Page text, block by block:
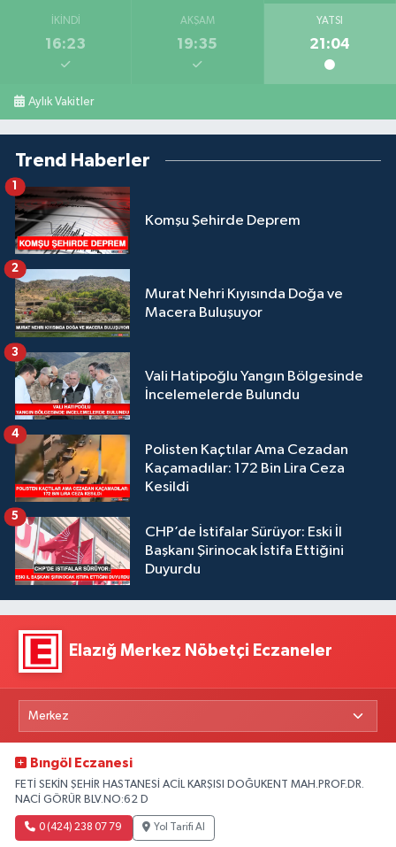
İKINDI
16:23
AKŞAM
19:35
YATSI
21:04
Aylık Vakitler
Trend Haberler
Komşu Şehirde Deprem
1
Murat Nehri Kıyısında Doğa ve
Macera Buluşuyor
2
Vali Hatipoğlu Yangın Bölgesinde
İncelemelerde Bulundu
3
Polisten Kaçtılar Ama Cezadan
Kaçamadılar: 172 Bin Lira Ceza
Kesildi
4
CHP’de İstifalar Sürüyor: Eski İl
Başkanı Şirinocak İstifa Ettiğini
Duyurdu
5
Elazığ Merkez Nöbetçi Eczaneler
Bıngöl Eczanesi
FETİ SEKİN ŞEHİR HASTANESİ ACİL KARŞISI DOĞUKENT MAH.PROF.DR.
NACİ GÖRÜR BLV.NO:62 D
0 (424) 238 07 79 Yol Tarifi Al